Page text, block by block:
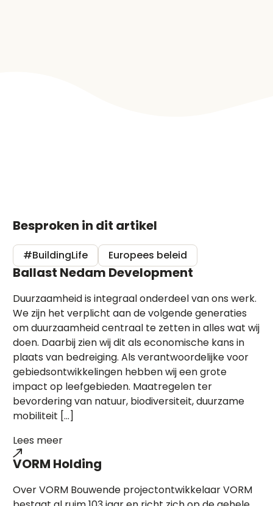
Besproken in dit artikel
#BuildingLife Europees beleid
Ballast Nedam Development
Duurzaamheid is integraal onderdeel van ons werk.
We zijn het verplicht aan de volgende generaties
om duurzaamheid centraal te zetten in alles wat wij
doen. Daarbij zien wij dit als economische kans in
plaats van bedreiging. Als verantwoordelijke voor
gebiedsontwikkelingen hebben wij een grote
impact op leefgebieden. Maatregelen ter
bevordering van natuur, biodiversiteit, duurzame
mobiliteit […]
Lees meer
VORM Holding
Over VORM Bouwende projectontwikkelaar VORM